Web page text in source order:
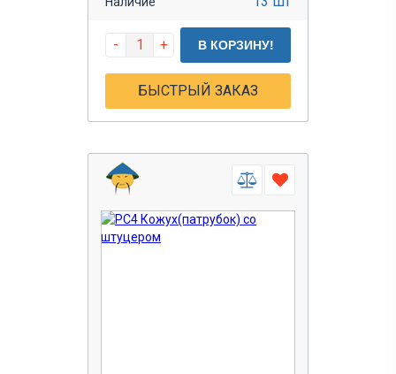
- + В КОРЗИНУ!
БЫСТРЫЙ ЗАКАЗ